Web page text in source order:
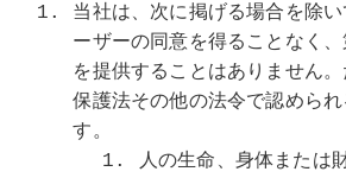
当社は、次に掲げる場合を除
ーザーの同意を得ることなく
を提供することはありません
保護法その他の法令で認めら
す。
人の生命、身体または